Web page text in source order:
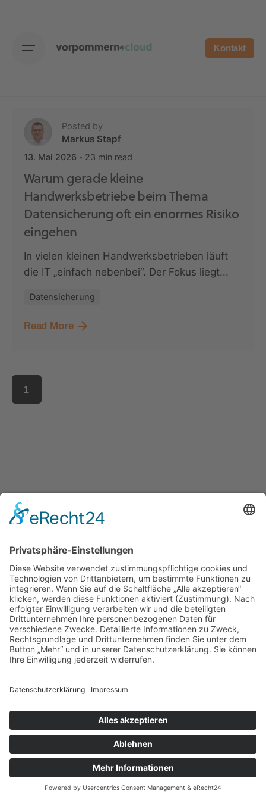
Kontakt
Posted by
Markus Stapf
13. Mai 2026 23 min read
Warum gerade kleine
Handwerksbetriebe beim Thema
Datensicherung oft ein enormes Risiko
eingehen
In vielen kleinen Handwerksbetrieben läuft
die IT „einfach nebenbei“. Der Fokus liegt...
Datensicherung
Read More
1
vorpommerncloud ist eine Marke der:
msisdesign. GmbH & Co. KGAlte Dorfstraße 19 a
17392 BoldekowDeutschland
Jetzt mehr erfahren:
Wir bieten flexible, sichere und zukunftsfähige IT-